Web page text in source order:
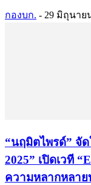
กองบก. - 29 มิถุนาย
“นฤมิตไพรด์” จั
2025” เปิดเวที
ความหลากหลาย